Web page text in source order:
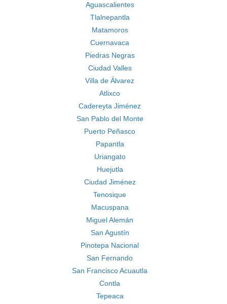
Aguascalientes
Tlalnepantla
Matamoros
Cuernavaca
Piedras Negras
Ciudad Valles
Villa de Álvarez
Atlixco
Cadereyta Jiménez
San Pablo del Monte
Puerto Peñasco
Papantla
Uriangato
Huejutla
Ciudad Jiménez
Tenosique
Macuspana
Miguel Alemán
San Agustín
Pinotepa Nacional
San Fernando
San Francisco Acuautla
Contla
Tepeaca